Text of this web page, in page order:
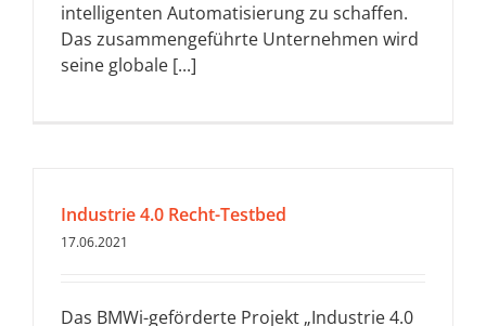
intelligenten Automatisierung zu schaffen.
Das zusammengeführte Unternehmen wird
seine globale [...]
Industrie 4.0 Recht-Testbed
17.06.2021
Das BMWi-geförderte Projekt „Industrie 4.0